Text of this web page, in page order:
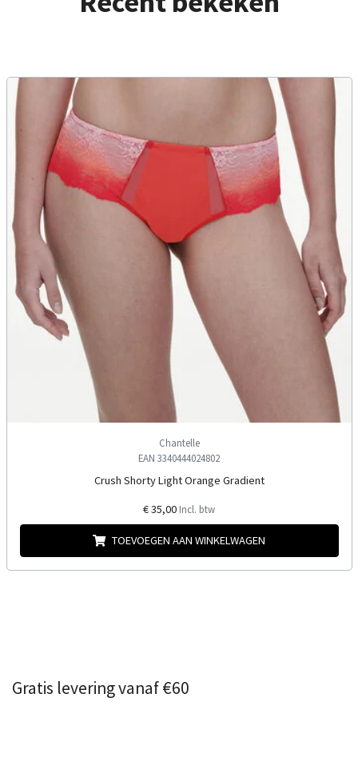
Chantelle
EAN 3340444024802
Crush Shorty Light Orange Gradient
€ 35,00 Incl. btw
TOEVOEGEN AAN WINKELWAGEN
Gratis levering vanaf €60